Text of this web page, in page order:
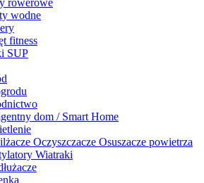
rowerowe
wodne
fitness
SUP
dom / Smart Home
Oczyszczacze Osuszacze powietrza
Wiatraki